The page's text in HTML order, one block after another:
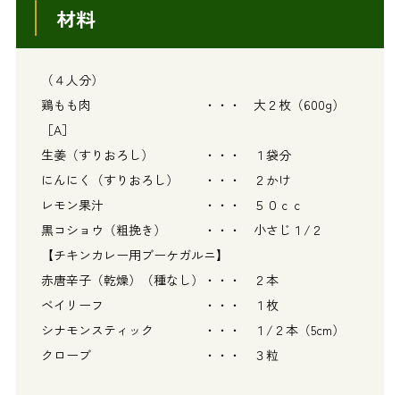
材料
（４人分）
鶏もも肉 ・・・ 大２枚（600g）
［A］
生姜（すりおろし） ・・・ １袋分
にんにく（すりおろし） ・・・ ２かけ
レモン果汁 ・・・ ５０ｃｃ
黒コショウ（粗挽き） ・・・ 小さじ１/２
【チキンカレー用ブーケガルニ】
赤唐辛子（乾燥）（種なし）・・・ ２本
ベイリーフ ・・・ １枚
シナモンスティック ・・・ １/２本（5cm）
クローブ ・・・ ３粒